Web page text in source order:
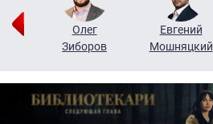
Олег
Зиборов
Евгений
Мошняцкий